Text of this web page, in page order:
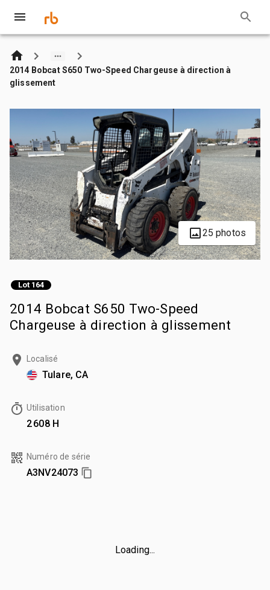
2014 Bobcat S650 Two-Speed Chargeuse à direction à
glissement
25 photos
Lot 164
2014 Bobcat S650 Two-Speed
Chargeuse à direction à glissement
Localisé
Tulare, CA
Utilisation
2 608 H
Numéro de série
A3NV24073
Loading...